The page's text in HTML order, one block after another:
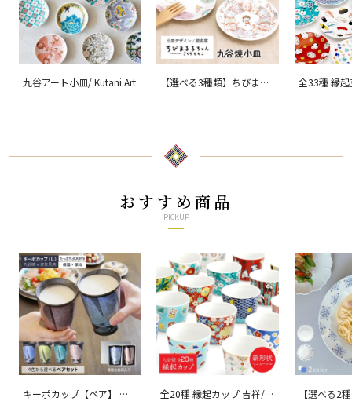
九谷アート小皿/ Kutani Art
【選べる3種類】ちびまる
全33種 縁
おすすめ商品
PICKUP
キーポカップ【ペア】 ラ
全20種 縁起カップ 吉祥/青
【選べる2